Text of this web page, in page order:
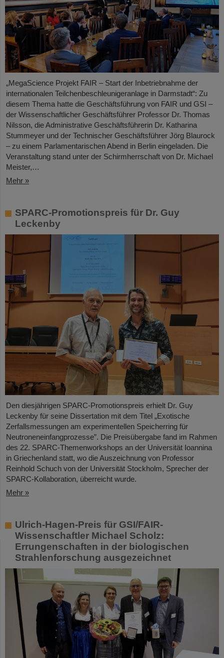
„MegaScience Projekt FAIR – Start der Inbetriebnahme der
internationalen Teilchenbeschleunigeranlage in Darmstadt“: Zu
diesem Thema hatte die Geschäftsführung von FAIR und GSI –
der Wissenschaftlicher Geschäftsführer Professor Dr. Thomas
Nilsson, die Administrative Geschäftsführerin Dr. Katharina
Stummeyer und der Technischer Geschäftsführer Jörg Blaurock
– zu einem Parlamentarischen Abend in Berlin eingeladen. Die
Veranstaltung stand unter der Schirmherrschaft von Dr. Michael
Meister,…
Mehr »
SPARC-Promotionspreis für Dr. Guy
Leckenby
Den diesjährigen SPARC-Promotionspreis erhielt Dr. Guy
Leckenby für seine Dissertation mit dem Titel „Exotische
Zerfallsmessungen am experimentellen Speicherring für
Neutroneneinfangprozesse”. Die Preisübergabe fand im Rahmen
des 22. SPARC-Themenworkshops an der Universität Ioannina
in Griechenland statt, wo die Auszeichnung von Professor
Reinhold Schuch von der Universität Stockholm, Sprecher der
SPARC-Kollaboration, überreicht wurde.
Mehr »
Ulrich-Hagen-Preis für GSI/FAIR-
Wissenschaftler Michael Scholz:
Errungenschaften in der biologischen
Strahlenforschung ausgezeichnet